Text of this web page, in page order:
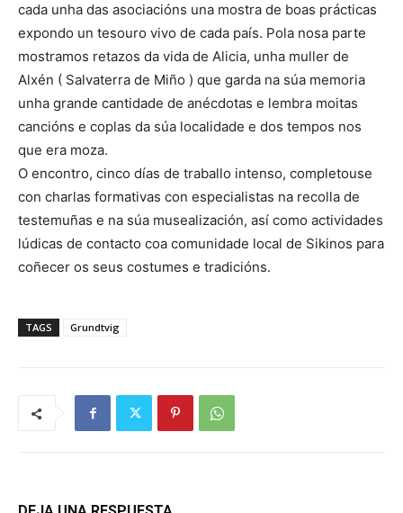
cada unha das asociacións una mostra de boas prácticas
expondo un tesouro vivo de cada país. Pola nosa parte
mostramos retazos da vida de Alicia, unha muller de
Alxén ( Salvaterra de Miño ) que garda na súa memoria
unha grande cantidade de anécdotas e lembra moitas
cancións e coplas da súa localidade e dos tempos nos
que era moza.
O encontro, cinco días de traballo intenso, completouse
con charlas formativas con especialistas na recolla de
testemuñas e na súa musealización, así como actividades
lúdicas de contacto coa comunidade local de Sikinos para
coñecer os seus costumes e tradicións.
TAGS Grundtvig